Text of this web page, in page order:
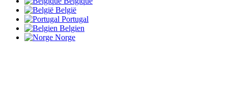
België
Portugal
Belgien
Norge